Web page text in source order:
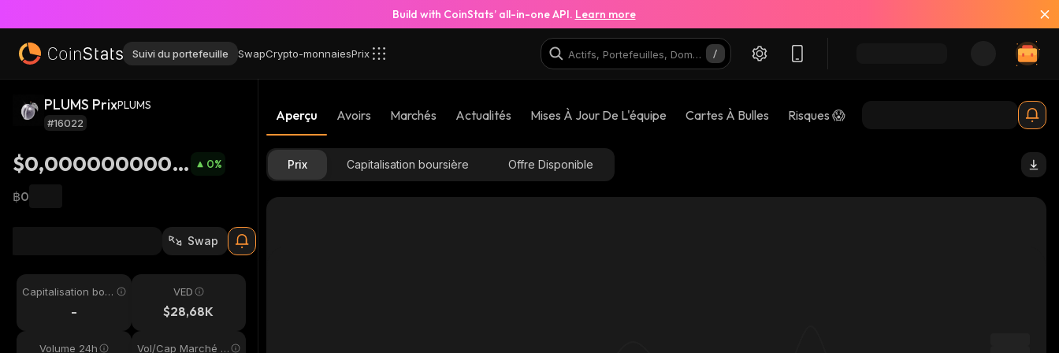
Build with CoinStats’ all-in-one API. Learn more
Suivi du portefeuille SwapCrypto-monnaiesPrix
PLUMS PrixPLUMS
#16022
$0,0000000004
132
0%
฿0
Swap
Capitalisation bou
-
VED
$28,68K
Volume 24h Vol/Cap Marché 2
Aperçu Avoirs Marchés Actualités Mises À Jour De L'équipe Cartes À Bulles Risques 😱
Prix Capitalisation boursière Offre Disponible